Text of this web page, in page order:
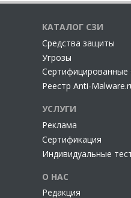
КАТАЛОГ СЗИ
Cредства защиты
Угрозы
Сертифицированные
Реестр Anti-
УСЛУГИ
Реклама
Сертификация
Индивидуальные
О НАС
Редакция